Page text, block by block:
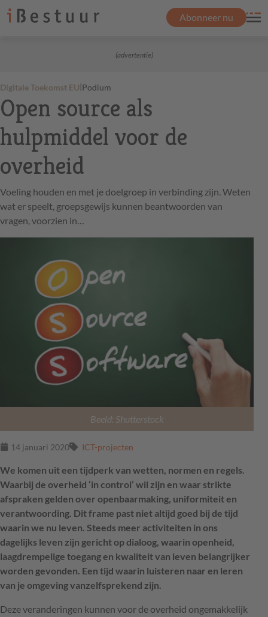
Abonneer nu
(advertentie)
Digitale Toekomst EU|Podium
Open source als
hulpmiddel voor de
overheid
Voeling houden en met je doelgroep in verbinding zijn. Weten
wat er speelt, groepsgewijs kunnen beantwoorden van
vragen, voorzien in…
Beeld: Shutterstock
14 januari 2020 ICT-projecten
We komen uit een tijdperk van wetten, normen en regels.
Waarbij de overheid ‘in control’ wil zijn en waar strikte
afspraken gelden over openbaarmaking, uniformiteit en
verantwoording. Dit frame past niet altijd goed bij de tijd
waarin we nu leven. Steeds meer activiteiten in ons
dagelijks leven zijn gericht op dialoog, waarin openheid,
laagdrempelige toegang en kwaliteit van leven belangrijker
worden gevonden. Een tijd waarin luisteren naar en leren
van je omgeving vanzelfsprekend zijn.
Deze veranderingen kunnen voor de overheid ongemakkelijk